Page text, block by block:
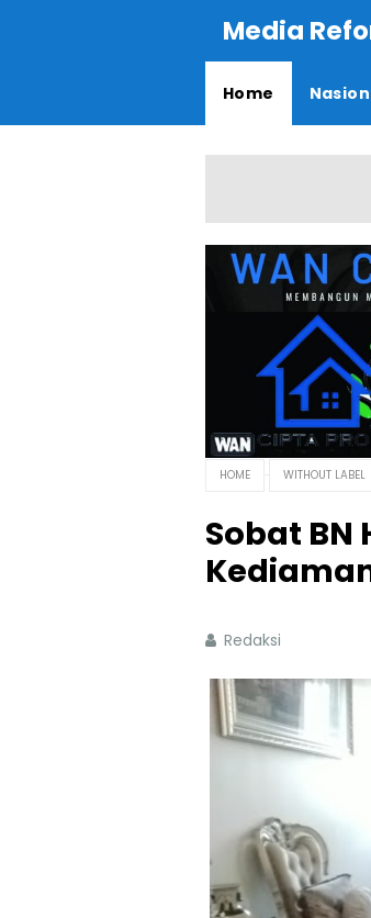
Media
Home
HOME WITHOUT LABEL
Sobat
Redaksi